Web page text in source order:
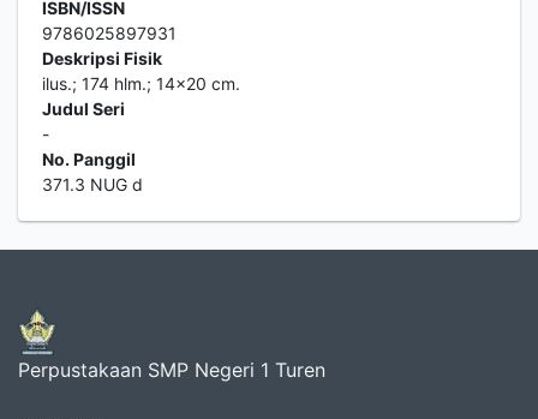
ISBN/ISSN
9786025897931
Deskripsi Fisik
ilus.; 174 hlm.; 14x20 cm.
Judul Seri
-
No. Panggil
371.3 NUG d
Perpustakaan SMP Negeri 1 Turen